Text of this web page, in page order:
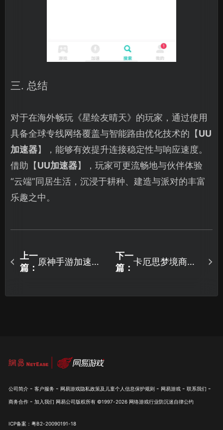
三. 总结
对于在海外畅玩《星绘友晴天》的玩家，通过使用
具备全球专线网络覆盖与智能路由优化技术的【UU
加速器】，能够有效提升连接稳定性与响应速度。
借助【UU加速器】，玩家可更流畅地与伙伴体验
“云端”同居生活，沉浸于耕种、建造与派对的丰富
乐趣之中。
上一
篇：
原神手游加速器
顿！
下一
篇：
卡厄思梦境商品
公司简介 - 客户服务 - 网易游戏隐私政策及儿童个人信息保护规则 - 网易游戏 - 联系我们 -
商务合作 - 加入我们 网易公司版权所有 ©1997-2026 网络游戏行业防沉迷自律公约
ICP备案：粤B2-20090191-18